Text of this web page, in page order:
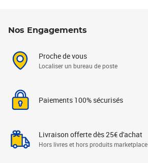
Nos Engagements
Proche de vous
Localiser un bureau de poste
Paiements 100% sécurisés
Livraison offerte dès 25€ d'achat
Hors livres et hors produits marketplace